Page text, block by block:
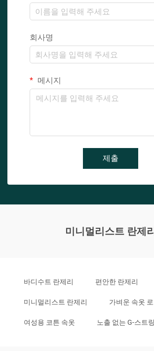
회사명
메시지
제출
미니멀리스트 란제
바디수트 란제리 편안한 란제리
미니멀리스트 란제리 가벼운 속옷
여성용 코튼 속옷 노출 없는 G-스트링